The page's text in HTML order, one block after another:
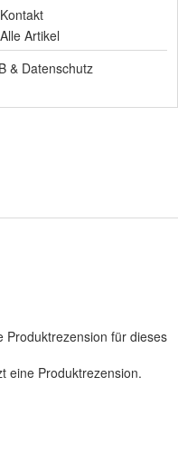
Kontakt
Alle Artikel
& Datenschutz
Produktrezension für dieses
eine Produktrezension.